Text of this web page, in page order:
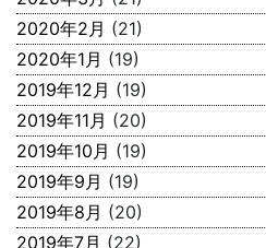
2020年2月 (21)
2020年1月 (19)
2019年12月 (19)
2019年11月 (20)
2019年10月 (19)
2019年9月 (19)
2019年8月 (20)
2019年7月 (22)